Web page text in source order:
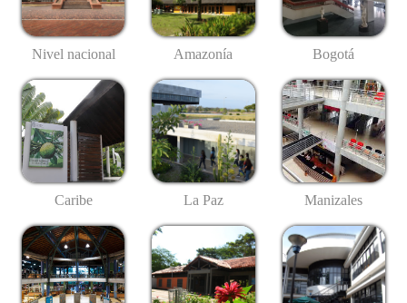
Nivel nacional Amazonía Bogotá
Caribe La Paz Manizales